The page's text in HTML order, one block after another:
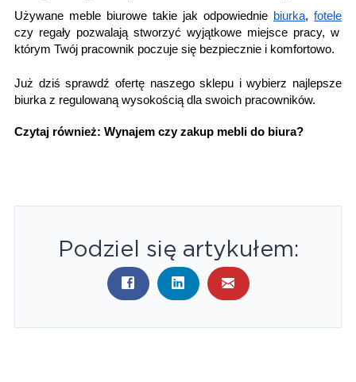
Używane meble biurowe takie jak odpowiednie biurka,fotele
czy regały pozwalają stworzyć wyjątkowe miejsce pracy, w
którym Twój pracownik poczuje się bezpiecznie i komfortowo.
Już dziś sprawdź ofertę naszego sklepu i wybierz najlepsze
biurka z regulowaną wysokością dla swoich pracowników.
Czytaj również: Wynajem czy zakup mebli do biura?​
Podziel się artykułem: